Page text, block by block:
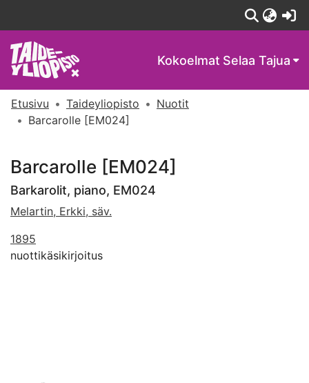
Kokoelmat Selaa Tajua
Etusivu Taideyliopisto
Nuotit
Barcarolle [EM024]
Barcarolle [EM024]
Barkarolit, piano, EM024
Melartin, Erkki, säv.
1895
nuottikäsikirjoitus